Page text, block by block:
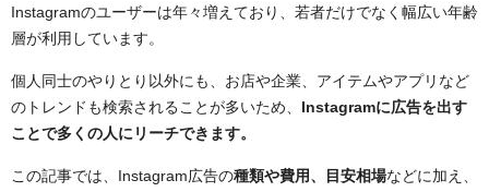
Instagramのユーザーは年々増えており、若者だけでなく幅広い年齢
層が利用しています。
個人同士のやりとり以外にも、お店や企業、アイテムやアプリなど
のトレンドも検索されることが多いため、 Instagramに広告を出す
ことで多くの人にリーチできます。
この記事では、Instagram広告の種類や費用、目安相場などに加え、